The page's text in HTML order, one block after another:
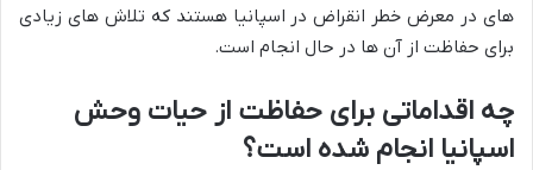
های در معرض خطر انقراض در اسپانیا هستند که تلاش های زیادی
برای حفاظت از آن ها در حال انجام است.
چه اقداماتی برای حفاظت از حیات وحش
اسپانیا انجام شده است؟